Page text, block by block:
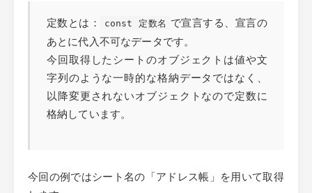
定数とは： const 定数名 で宣言する、宣言の
あとに代入不可なデータです。
今回取得したシートのオブジェクトは値や文
字列のような一時的な格納データではなく、
以降変更されないオブジェクトなので定数に
格納しています。
今回の例ではシート名の「アドレス帳」を用いて取得